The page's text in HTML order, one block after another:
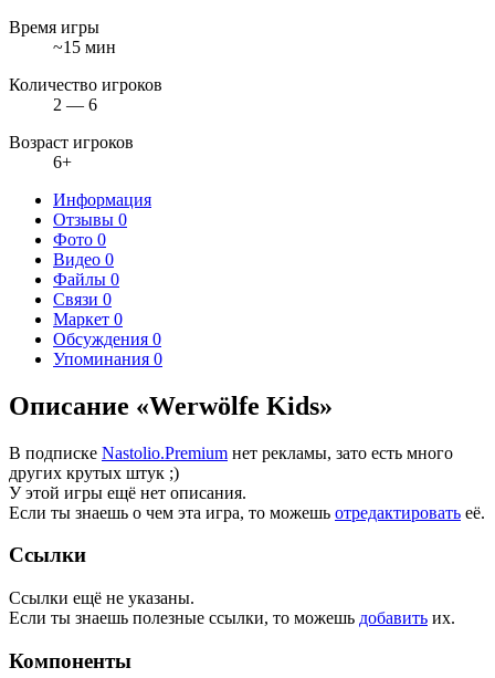
Время игры
~15 мин
Количество игроков
2 — 6
Возраст игроков
6+
Информация
Отзывы 0
Фото 0
Видео 0
Файлы 0
Связи 0
Маркет 0
Обсуждения 0
Упоминания 0
Описание «Werwölfe Kids»
В подписке Nastolio.Premium нет рекламы, зато есть много
других крутых штук ;)
У этой игры ещё нет описания.
Если ты знаешь о чем эта игра, то можешь отредактировать её.
Ссылки
Ссылки ещё не указаны.
Если ты знаешь полезные ссылки, то можешь добавить их.
Компоненты